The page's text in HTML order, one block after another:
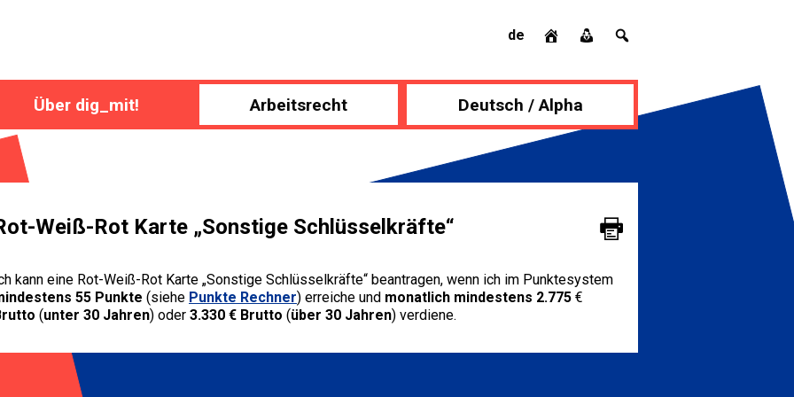
de
Über dig_mit! Arbeitsrecht Deutsch / Alpha
Weiß-Rot Karte „Sonstige Schlüsselkräfte“
kann eine Rot-Weiß-Rot Karte „Sonstige Schlüsselkräfte“ beantragen, wenn ich im Punktesystem
55 Punkte (siehe Punkte Rechner) erreiche und monatlich mindestens 2.775 €
(unter 30 Jahren) oder 3.330 € Brutto (über 30 Jahren) verdiene.